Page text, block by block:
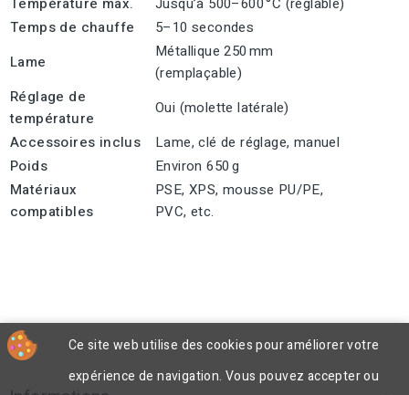
Temps de chauffe
5–10 secondes
Lame
Métallique 250 mm
(remplaçable)
Réglage de
température
Oui (molette latérale)
Accessoires inclus
Lame, clé de réglage, manuel
Poids
Environ 650 g
Matériaux
compatibles
PSE, XPS, mousse PU/PE,
PVC, etc.
Ce site web utilise des cookies pour améliorer votre
expérience de navigation. Vous pouvez accepter ou